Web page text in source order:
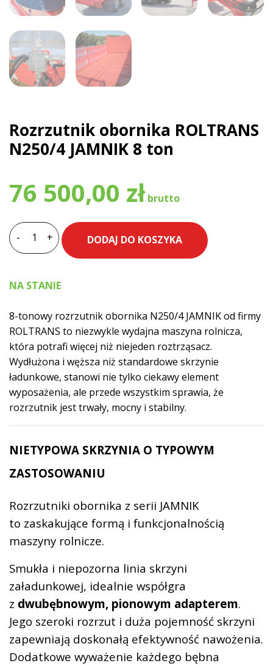
Rozrzutnik obornika ROLTRANS
N250/4 JAMNIK 8 ton
76 500,00 zł
-
ilość
ROLTRANS
JAMNIK
8
ton
+ DODAJ DO KOSZYKA
NA STANIE
8-tonowy rozrzutnik obornika N250/4 JAMNIK od firmy
ROLTRANS to niezwykle wydajna maszyna rolnicza,
która potrafi więcej niż niejeden roztrząsacz.
Wydłużona i węższa niż standardowe skrzynie
ładunkowe, stanowi nie tylko ciekawy element
wyposażenia, ale przede wszystkim sprawia, że
rozrzutnik jest trwały, mocny i stabilny.
NIETYPOWA SKRZYNIA O TYPOWYM
ZASTOSOWANIU
Rozrzutniki obornika z serii JAMNIK
to zaskakujące formą i funkcjonalnością
maszyny rolnicze.
Smukła i niepozorna linia skrzyni
załadunkowej, idealnie współgra
z dwubębnowym, pionowym adapterem.
Jego szeroki rozrzut i duża pojemność skrzyni
zapewniają doskonałą efektywność nawożenia.
Dodatkowe wyważenie każdego bębna